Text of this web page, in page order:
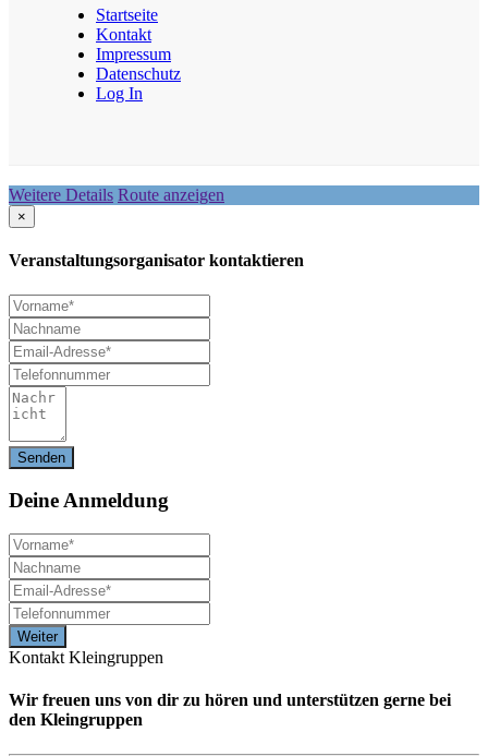
Startseite
Kontakt
Impressum
Datenschutz
Log In
Weitere Details Route anzeigen
×
Veranstaltungsorganisator kontaktieren
DeineAnmeldung
Kontakt Kleingruppen
Wir freuen uns von dir zu hören und unterstützen gerne bei
den Kleingruppen